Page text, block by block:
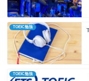
TOEIC勉強
TOEIC勉強